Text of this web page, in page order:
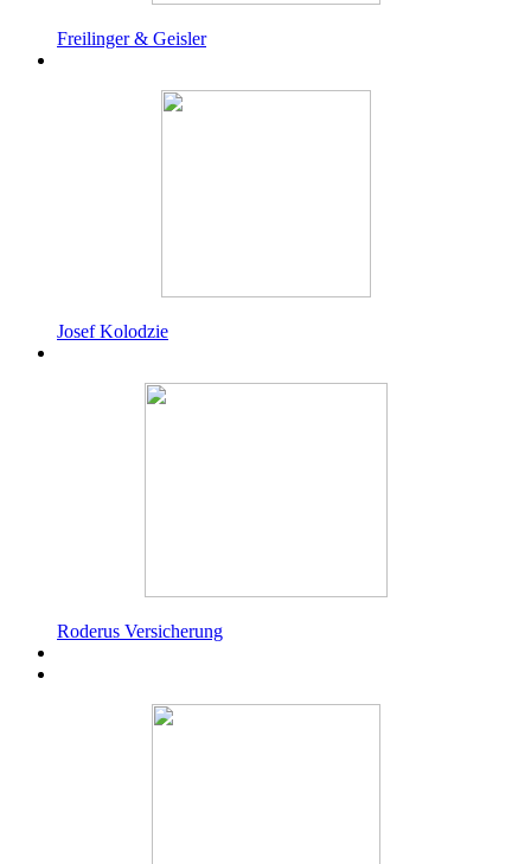
Freilinger & Geisler
Josef Kolodzie
Roderus Versicherung